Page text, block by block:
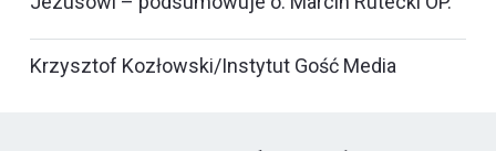
Krzysztof Kozłowski/Instytut Gość Media